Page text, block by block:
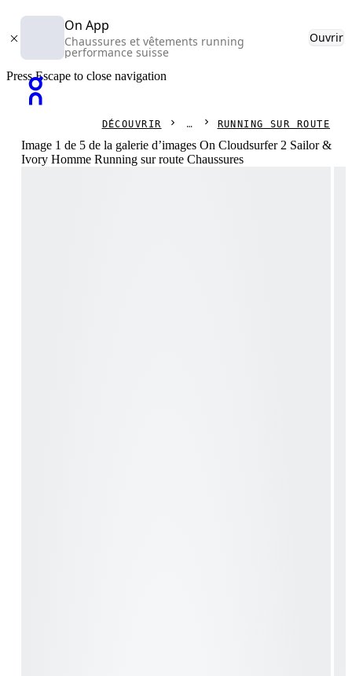
On App
Chaussures et vêtements running
performance suisse
Ouvrir
Press Escape to close navigation
DÉCOUVRIR RUNNING SUR ROUTE
Image 1 de 5 de la galerie d’images On Cloudsurfer 2 Sailor &
Ivory Homme Running sur route Chaussures